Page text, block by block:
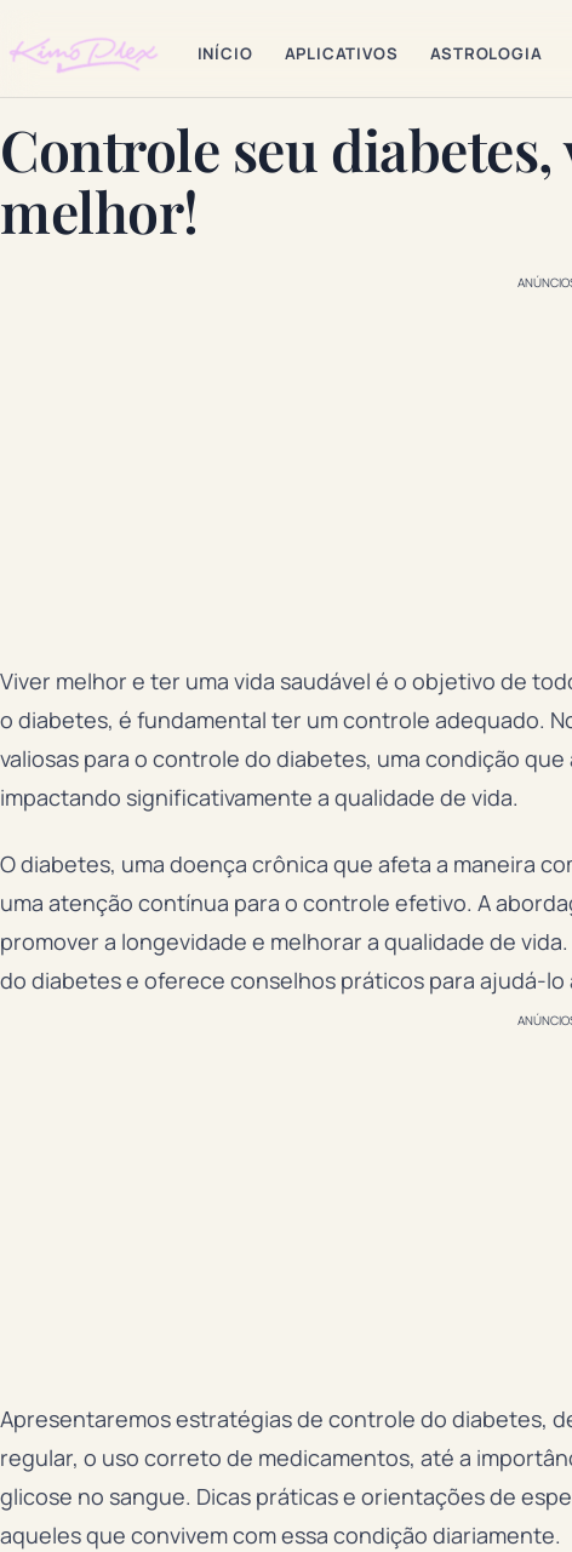
INÍCIO APLICATIVOS ASTROLOGIA
Controle seu diabetes,
melhor!
Viver melhor e ter uma vida saudável é o objetivo de
o diabetes, é fundamental ter um controle adequado.
valiosas para o controle do diabetes, uma condição
impactando significativamente a qualidade de vida.
O diabetes, uma doença crônica que afeta a maneira
uma atenção contínua para o controle efetivo. A
promover a longevidade e melhorar a qualidade de
do diabetes e oferece conselhos práticos para ajudá-
Apresentaremos estratégias de controle do diabetes,
regular, o uso correto de medicamentos, até a
glicose no sangue. Dicas práticas e orientações de
aqueles que convivem com essa condição diariamente.